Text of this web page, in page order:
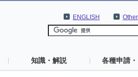
ENGLISH
知識・解説 各種申請